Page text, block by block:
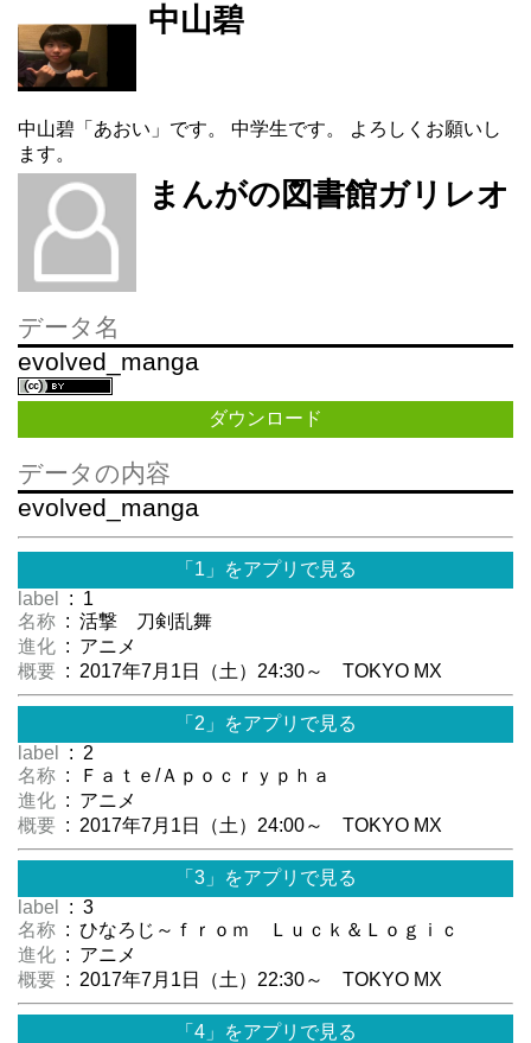
中山碧
中山碧「あおい」です。 中学生です。 よろしくお願いし
ます。
まんがの図書館ガリレオ
データ名
evolved_manga
ダウンロード
データの内容
evolved_manga
「1」をアプリで見る
label
: 1
名称 : 活撃 刀剣乱舞
進化 : アニメ
概要 : 2017年7月1日（土）24:30～ TOKYO MX
「2」をアプリで見る
label
: 2
名称 : Ｆａｔｅ/Ａｐｏｃｒｙｐｈａ
進化 : アニメ
概要 : 2017年7月1日（土）24:00～ TOKYO MX
「3」をアプリで見る
label
: 3
名称 : ひなろじ～ｆｒｏｍ Ｌｕｃｋ＆Ｌｏｇｉｃ
進化 : アニメ
概要 : 2017年7月1日（土）22:30～ TOKYO MX
「4」をアプリで見る